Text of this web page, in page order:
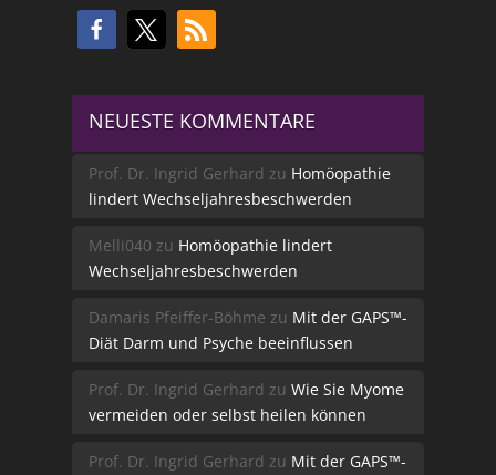
NEUESTE KOMMENTARE
Prof. Dr. Ingrid Gerhard zu Homöopathie
lindert Wechseljahresbeschwerden
Melli040 zu Homöopathie lindert
Wechseljahresbeschwerden
Damaris Pfeiffer-Böhme zu Mit der GAPS™-
Diät Darm und Psyche beeinflussen
Prof. Dr. Ingrid Gerhard zu Wie Sie Myome
vermeiden oder selbst heilen können
Prof. Dr. Ingrid Gerhard zu Mit der GAPS™-